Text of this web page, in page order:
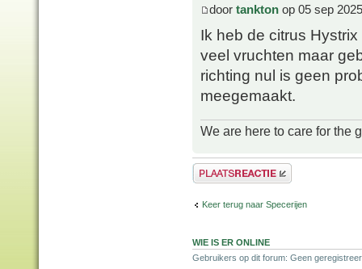
door tankton op 05 sep
Ik heb de citrus
veel vruchten maar
richting nul is geen
meegemaakt.
We are here to care for the
Plaats een reactie
Keer terug naar Specerijen
WIE IS ER ONLINE
Gebruikers op dit forum: Geen